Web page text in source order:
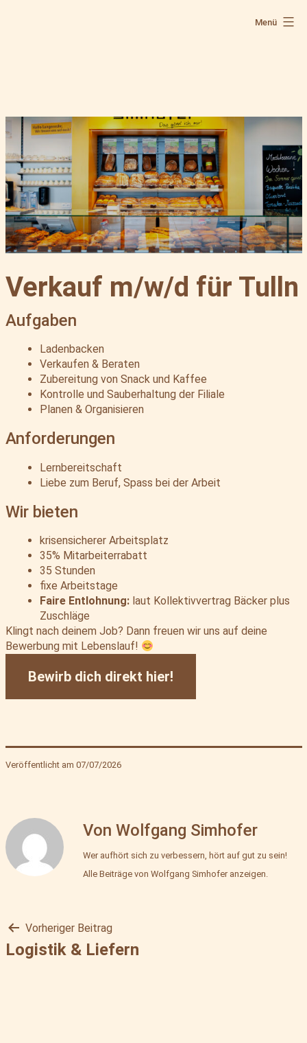
Menü
Verkauf m/w/d für Tulln
Aufgaben
Ladenbacken
Verkaufen & Beraten
Zubereitung von Snack und Kaffee
Kontrolle und Sauberhaltung der Filiale
Planen & Organisieren
Anforderungen
Lernbereitschaft
Liebe zum Beruf, Spass bei der Arbeit
Wir bieten
krisensicherer Arbeitsplatz
35% Mitarbeiterrabatt
35 Stunden
fixe Arbeitstage
Faire Entlohnung:laut Kollektivvertrag Bäcker plus
Zuschläge
Klingt nach deinem Job? Dann freuen wir uns auf deine
Bewerbung mit Lebenslauf!
Bewirb dich direkt hier!
Veröffentlicht am 07/07/2026
Von Wolfgang Simhofer
Wer aufhört sich zu verbessern, hört auf gut zu sein!
Alle Beiträge von Wolfgang Simhofer anzeigen.
Beitragsnavigation
Vorheriger Beitrag
Logistik & Liefern